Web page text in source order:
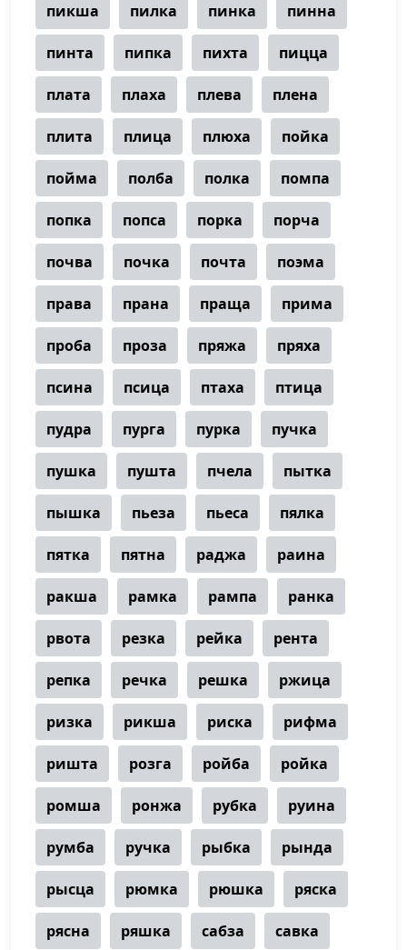
пикша пилка пинка пинна
пинта пипка пихта пицца
плата плаха плева плена
плита плица плюха пойка
пойма полба полка помпа
попка попса порка порча
почва почка почта поэма
права прана праща прима
проба проза пряжа пряха
псина псица птаха птица
пудра пурга пурка пучка
пушка пушта пчела пытка
пышка пьеза пьеса пялка
пятка пятна раджа раина
ракша рамка рампа ранка
рвота резка рейка рента
репка речка решка ржица
ризка рикша риска рифма
ришта розга ройба ройка
ромша ронжа рубка руина
румба ручка рыбка рында
рысца рюмка рюшка ряска
рясна ряшка сабза савка